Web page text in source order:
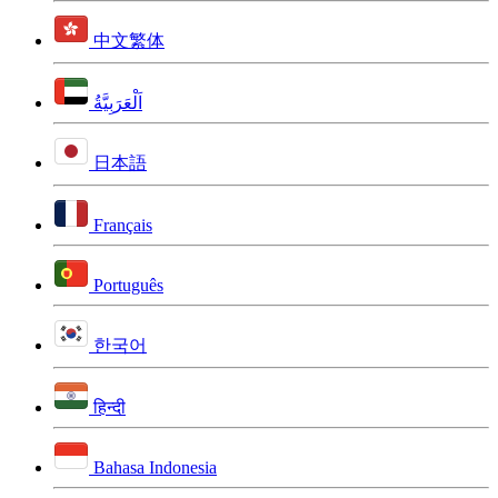
中文繁体
اَلْعَرَبِيَّةُ
日本語
Français
Português
한국어
हिन्दी
Bahasa Indonesia